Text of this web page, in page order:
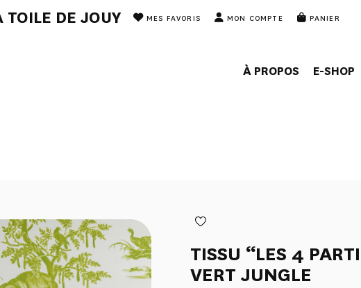
TOILE DE JOUY MES FAVORIS MON COMPTE PANIER
À PROPOS E-SHOP
TISSU “LES 4
VERT JUNGLE